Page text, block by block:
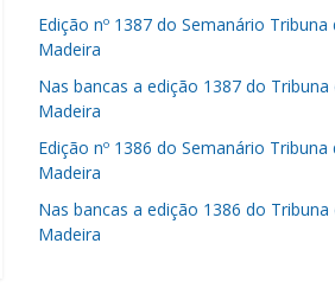
Edição nº 1387 do Semanário Tribuna
Madeira
Nas bancas a edição 1387 do Tribuna
Madeira
Edição nº 1386 do Semanário Tribuna
Madeira
Nas bancas a edição 1386 do Tribuna
Madeira